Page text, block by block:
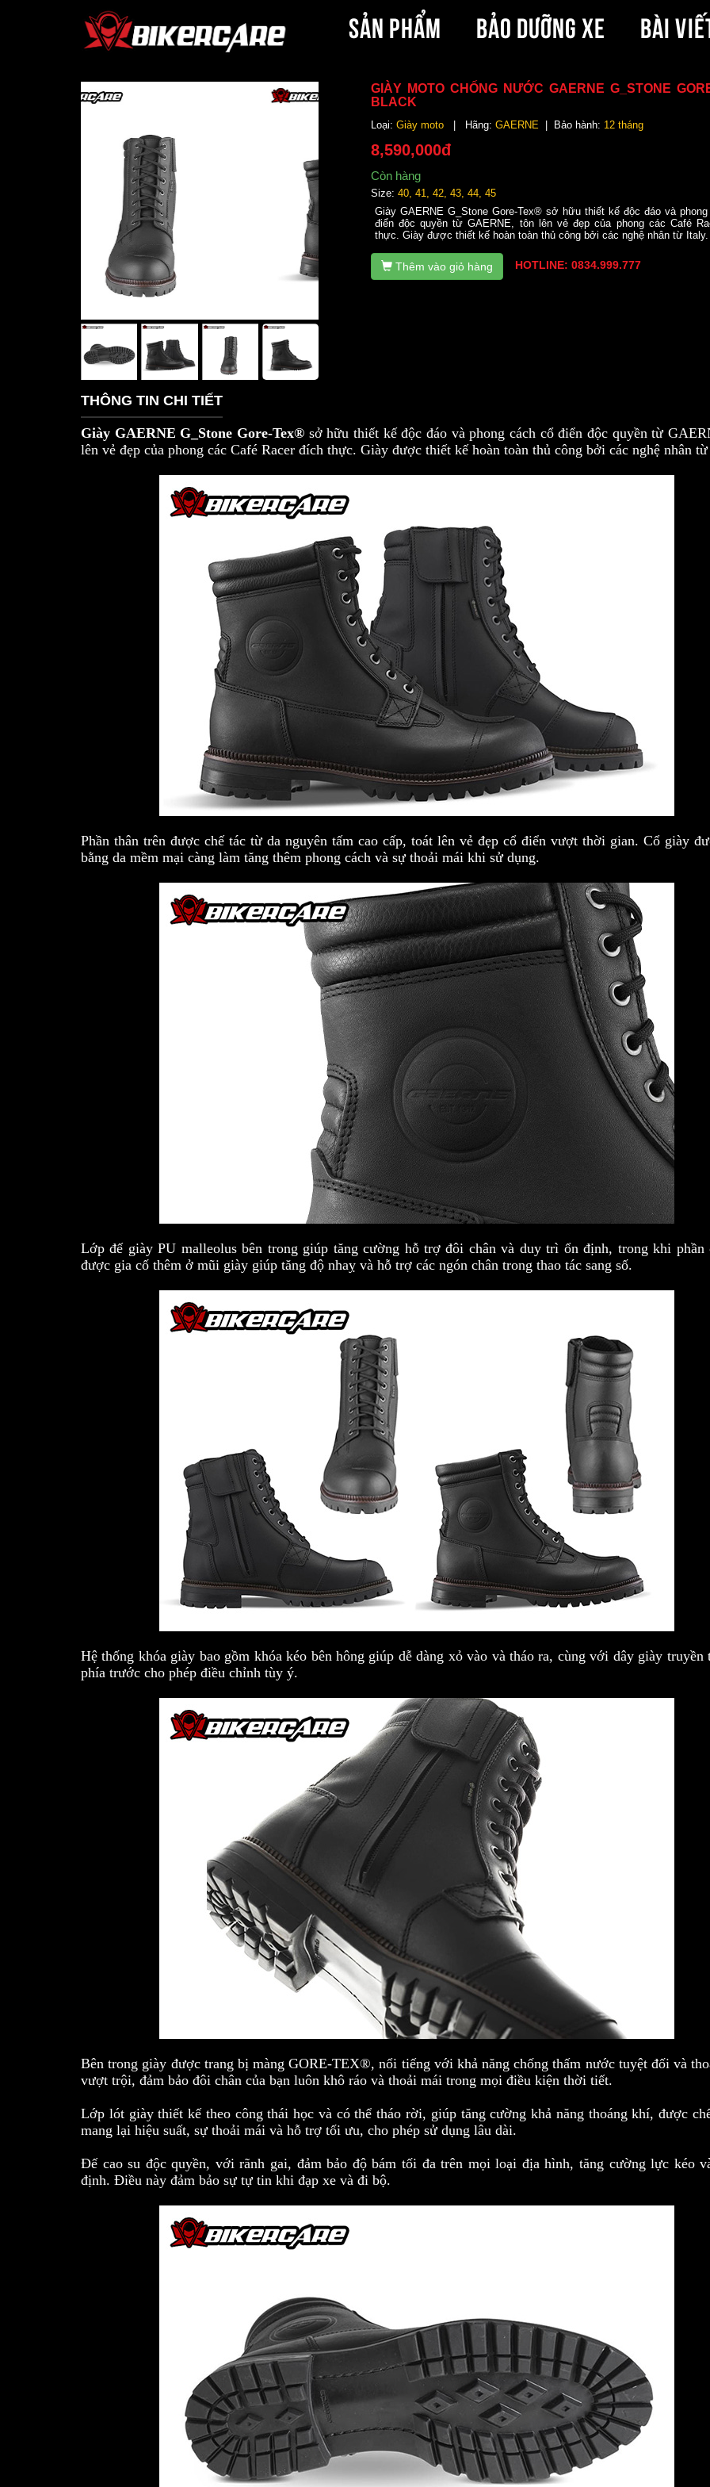
SẢN PHẨM BẢO DƯỠNG XE BÀI
GIÀY MOTO CHỐNG NƯỚC GAERNE G_STONE
BLACK
Loại: Giày moto| Hãng: GAERNE| Bảo hành: 12 tháng
8,590,000đ
Còn hàng
Size: 40, 41, 42, 43, 44, 45
Giày GAERNE G_Stone Gore-Tex® sở hữu thiết kế độc đáo và
điển độc quyền từ GAERNE, tôn lên vẻ đẹp của phong các Café
thực. Giày được thiết kế hoàn toàn thủ công bởi các nghệ nhân từ Italy.
Thêm vào giỏ hàng HOTLINE: 0834.999.777
THÔNG TIN CHI TIẾT
Giày GAERNE G_Stone Gore-Tex®sở hữu thiết kế độc đáo và phong cách cổ điển độc quyền từ
lên vẻ đẹp của phong các Café Racer đích thực. Giày được thiết kế hoàn toàn thủ công bởi các nghệ nhân
Phần thân trên được chế tác từ da nguyên tấm cao cấp, toát lên vẻ đẹp cổ điển vượt thời gian. Cổ giày
bằng da mềm mại càng làm tăng thêm phong cách và sự thoải mái khi sử dụng.
Lớp đế giày PU malleolus bên trong giúp tăng cường hỗ trợ đôi chân và duy trì ổn định, trong khi phần
được gia cố thêm ở mũi giày giúp tăng độ nhaỵ và hỗ trợ các ngón chân trong thao tác sang số.
Hệ thống khóa giày bao gồm khóa kéo bên hông giúp dễ dàng xỏ vào và tháo ra, cùng với dây giày truyền
phía trước cho phép điều chỉnh tùy ý.
Bên trong giày được trang bị màng GORE-TEX®, nổi tiếng với khả năng chống thấm nước tuyệt đối và
vượt trội, đảm bảo đôi chân của bạn luôn khô ráo và thoải mái trong mọi điều kiện thời tiết.
Lớp lót giày thiết kế theo công thái học và có thể tháo rời, giúp tăng cường khả năng thoáng khí, được
mang lại hiệu suất, sự thoải mái và hỗ trợ tối ưu, cho phép sử dụng lâu dài.
Đế cao su độc quyền, với rãnh gai, đảm bảo độ bám tối đa trên mọi loại địa hình, tăng cường lực kéo
định. Điều này đảm bảo sự tự tin khi đạp xe và đi bộ.